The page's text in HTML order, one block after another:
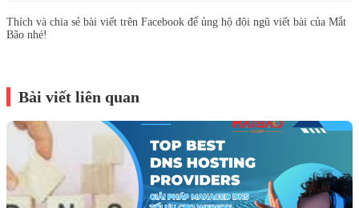
Thích và chia sẻ bài viết trên Facebook để ủng hộ đội ngũ viết bài của Mắt
Bão nhé!
Bài viết liên quan